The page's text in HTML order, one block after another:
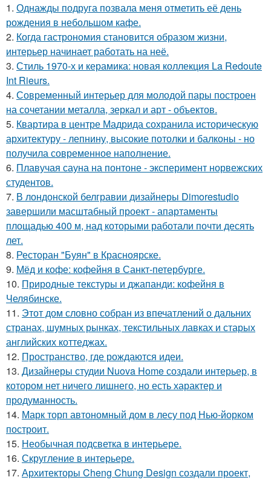
1. Однажды подруга позвала меня отметить её день
рождения в небольшом кафе.
2. Когда гастрономия становится образом жизни,
интерьер начинает работать на неё.
3. Стиль 1970-х и керамика: новая коллекция La Redoute
Int Rieurs.
4. Современный интерьер для молодой пары построен
на сочетании металла, зеркал и арт - объектов.
5. Квартира в центре Мадрида сохранила историческую
архитектуру - лепнину, высокие потолки и балконы - но
получила современное наполнение.
6. Плавучая сауна на понтоне - эксперимент норвежских
студентов.
7. В лондонской белгравии дизайнеры Dimorestudio
завершили масштабный проект - апартаменты
площадью 400 м, над которыми работали почти десять
лет.
8. Ресторан "Буян" в Красноярске.
9. Мёд и кофе: кофейня в Санкт-петербурге.
10. Природные текстуры и джапанди: кофейня в
Челябинске.
11. Этот дом словно собран из впечатлений о дальних
странах, шумных рынках, текстильных лавках и старых
английских коттеджах.
12. Пространство, где рождаются идеи.
13. Дизайнеры студии Nuova Home создали интерьер, в
котором нет ничего лишнего, но есть характер и
продуманность.
14. Марк торп автономный дом в лесу под Нью-йорком
построит.
15. Необычная подсветка в интерьере.
16. Скругление в интерьере.
17. Архитекторы Cheng Chung Design создали проект,